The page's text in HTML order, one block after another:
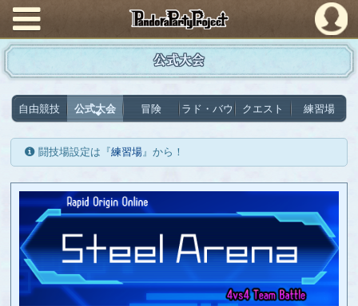
PandoraPartyProject
公式大会
自由競技 公式大会 冒険 ラド・バウ クエスト 練習場
闘技場設定は『練習場』から！